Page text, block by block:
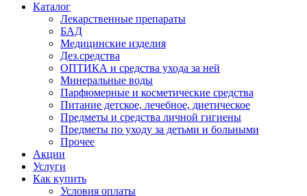
Каталог
Лекарственные препараты
БАД
Медицинские изделия
Дез.средства
ОПТИКА и средства ухода за ней
Минеральные воды
Парфюмерные и косметические средства
Питание детское, лечебное, диетическое
Предметы и средства личной гигиены
Предметы по уходу за детьми и больными
Прочее
Акции
Услуги
Как купить
Условия оплаты